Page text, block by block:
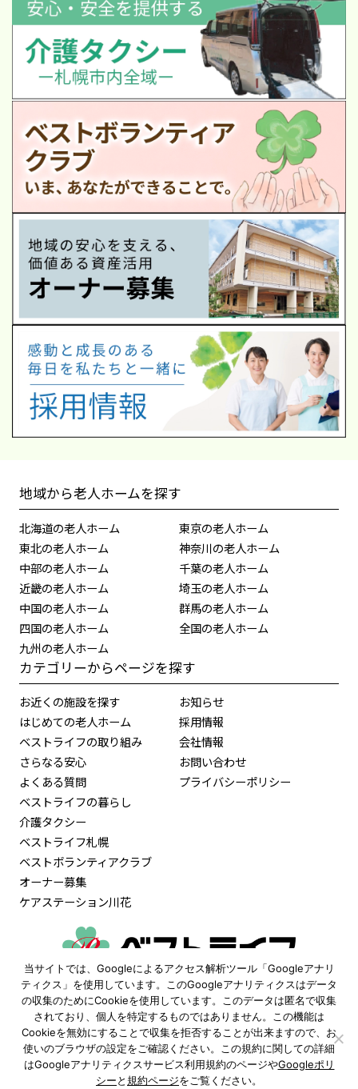
0120-515-472
9:30〜18:00
（土日祝も受付 ※年末年始除く）
資料請求 見学予約
地域から老人ホームを探す
北海道の老人ホーム
東北の老人ホーム
中部の老人ホーム
近畿の老人ホーム
中国の老人ホーム
四国の老人ホーム
九州の老人ホーム
東京の老人ホーム
神奈川の老人ホーム
千葉の老人ホーム
埼玉の老人ホーム
群馬の老人ホーム
全国の老人ホーム
カテゴリーからページを探す
お近くの施設を探す
はじめての老人ホーム
ベストライフの取り組み
さらなる安心
よくある質問
ベストライフの暮らし
介護タクシー
ベストライフ札幌
ベストボランティアクラブ
オーナー募集
ケアステーション川花
お知らせ
採用情報
会社情報
お問い合わせ
プライバシーポリシー
当サイトでは、Googleによるアクセス解析ツール「Googleアナリ
ティクス」を使用しています。このGoogleアナリティクスはデータ
の収集のためにCookieを使用しています。このデータは匿名で収集
されており、個人を特定するものではありません。この機能は
Cookieを無効にすることで収集を拒否することが出来ますので、お
使いのブラウザの設定をご確認ください。この規約に関しての詳細
はGoogleアナリティクスサービス利用規約のページやGoogleポリ
シーと規約ページをご覧ください。